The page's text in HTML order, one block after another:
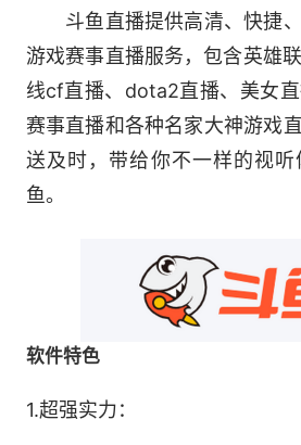
斗鱼直播提供高清、快捷、
游戏赛事直播服务，包含英雄
线cf直播、dota2直播、美女
赛事直播和各种名家大神游戏
送及时，带给你不一样的视
鱼。
软件特色
1.超强实力：